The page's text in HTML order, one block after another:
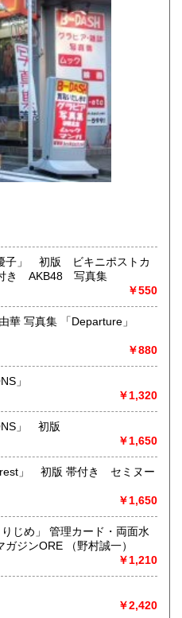
大分県
鹿児島県
、なつかしの本
画などの趣味本は当店にお
てにわたります。
ィーズなどの昔の女優・アイ
ム系、イラスト集、
、攻略本・設定資料集
、音楽
ができます。
でお気軽にご相談ください。
、半蔵門線) JR(中央・総武
時に閉店、年始は3日正午よ
たは専用ページでお問い合
けております。
との返信メールに、さらに詳
子」 初版 ビキニポストカ
付き AKB48 写真集
￥550
華 写真集 「Departure」
￥880
」
￥1,320
」 初版
￥1,650
」 初版 帯付き セミヌー
￥1,650
じめ」 管理カード・両面水
着ピンナップ付き DELUXEマガジンORE （野村誠一）
￥1,210
￥2,420